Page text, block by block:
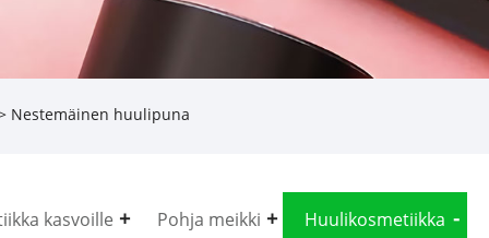
Nestemäinen huulipuna
kasvoille Pohja meikki Huulikosmetiikka